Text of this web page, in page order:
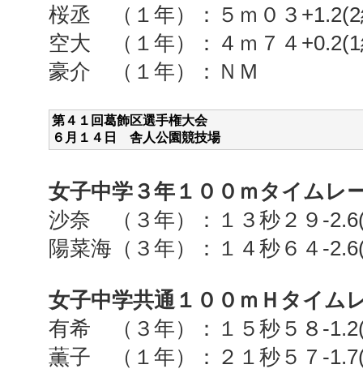
桜丞 （１年）：５ｍ０３ +1.2(2
空大 （１年）：４ｍ７４ +0.2(1
豪介 （１年）：ＮＭ
第４１回葛飾区選手権大会
６月１４ 日 舎人公園競技場
女子中学３年１００ｍタイムレ
沙奈 （３年）：１３秒２９ -
陽菜海（３年）：１４秒６４ -
女子中学共通１００ｍＨタイム
有希 （３年）：１５秒５８ -
薫子 （１年）：２１秒５７ -